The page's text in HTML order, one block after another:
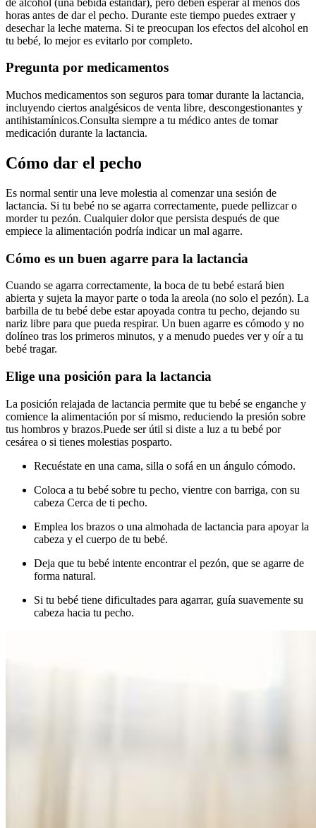
horas antes de dar el pecho. Durante este tiempo puedes extraer y
desechar la leche materna. Si te preocupan los efectos del alcohol en
tu bebé, lo mejor es evitarlo por completo.
Pregunta por medicamentos
Muchos medicamentos son seguros para tomar durante la lactancia,
incluyendo ciertos analgésicos de venta libre, descongestionantes y
antihistamínicos.Consulta siempre a tu médico antes de tomar
medicación durante la lactancia.
Cómo dar el pecho
Es normal sentir una leve molestia al comenzar una sesión de
lactancia. Si tu bebé no se agarra correctamente, puede pellizcar o
morder tu pezón. Cualquier dolor que persista después de que
empiece la alimentación podría indicar un mal agarre.
Cómo es un buen agarre para la lactancia
Cuando se agarra correctamente, la boca de tu bebé estará bien
abierta y sujeta la mayor parte o toda la areola (no solo el pezón). La
barbilla de tu bebé debe estar apoyada contra tu pecho, dejando su
nariz libre para que pueda respirar. Un buen agarre es cómodo y no
dolíneo tras los primeros minutos, y a menudo puedes ver y oír a tu
bebé tragar.
Elige una posición para la lactancia
La posición relajada de lactancia permite que tu bebé se enganche y
comience la alimentación por sí mismo, reduciendo la presión sobre
tus hombros y brazos.Puede ser útil si diste a luz a tu bebé por
cesárea o si tienes molestias posparto.
Recuéstate en una cama, silla o sofá en un ángulo cómodo.
Coloca a tu bebé sobre tu pecho, vientre con barriga, con su
cabeza Cerca de ti pecho.
Emplea los brazos o una almohada de lactancia para apoyar la
cabeza y el cuerpo de tu bebé.
Deja que tu bebé intente encontrar el pezón, que se agarre de
forma natural.
Si tu bebé tiene dificultades para agarrar, guía suavemente su
cabeza hacia tu pecho.